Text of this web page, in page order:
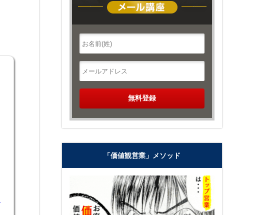
「価値観営業」メソッド